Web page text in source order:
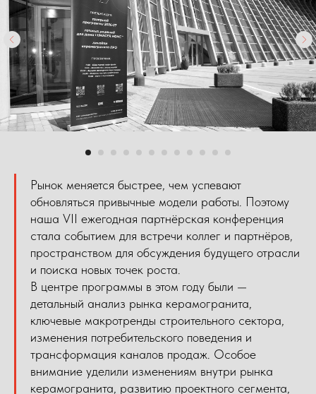
Рынок меняется быстрее, чем успевают
обновляться привычные модели работы. Поэтому
наша VII ежегодная партнёрская конференция
стала событием для встречи коллег и партнёров,
пространством для обсуждения будущего отрасли
и поиска новых точек роста.
В центре программы в этом году были —
детальный анализ рынка керамогранита,
ключевые макротренды строительного сектора,
изменения потребительского поведения и
трансформация каналов продаж. Особое
внимание уделили изменениям внутри рынка
керамогранита, развитию проектного сегмента,